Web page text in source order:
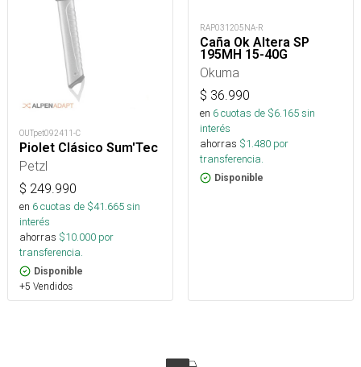
OUTpet092411-C
Piolet Clásico Sum'Tec
Petzl
$ 249.990
en 6cuotas de $41.665sin
interés
ahorras $10.000 por
transferencia.
Disponible
+5 Vendidos
RAP031205NA-R
Caña Ok Altera SP
195MH 15-40G
Okuma
$ 36.990
en 6cuotas de $6.165sin
interés
ahorras $1.480 por
transferencia.
Disponible